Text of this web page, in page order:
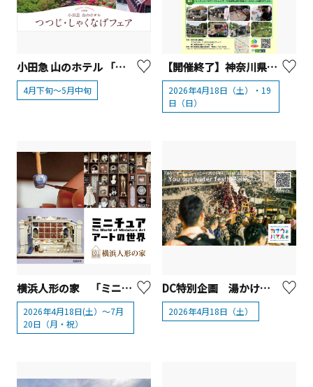
小田急 山のホテル 「つつじ・しゃくなげフェア2026」【箱根町】
4月下旬～5月中旬
【開催終了】神奈川県立相模原公園「スプリングフラワーフェスティバル」【相模原市】
2026年4月18日（土）・19
日（日）
横浜人形の家 「ミニチュアアートの世界」【横浜市】
2026年4月18日(土）～7月
20日（月・祝）
DC特別企画 湯かけまつりプレイベント「You got water fes!! （湯河原フェス）」
2026年4月18日（土）